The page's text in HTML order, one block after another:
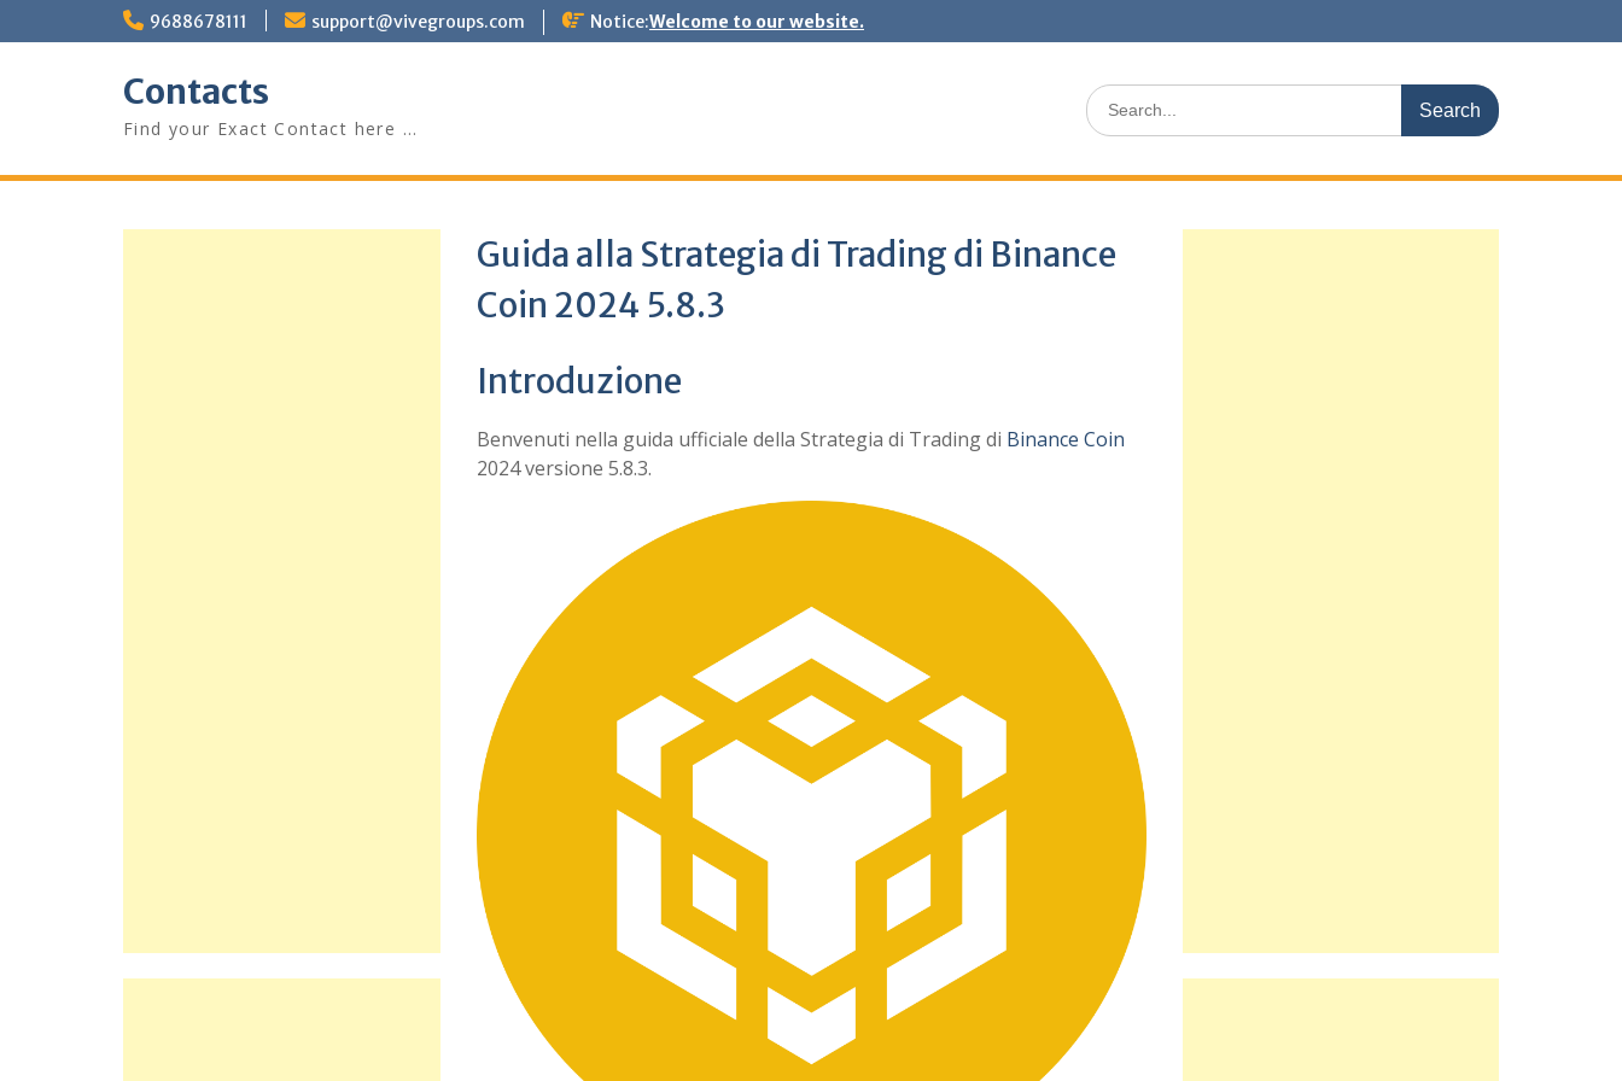
to
9688678111 support@vivegroups.com Notice:Welcome to our website.
Contacts
Find your Exact Contact here …
Search
for:
Guida alla Strategia di Trading di Binance
Coin 2024 5.8.3
Introduzione
Benvenuti nella guida ufficiale della Strategia di Trading di Binance Coin
2024 versione 5.8.3.